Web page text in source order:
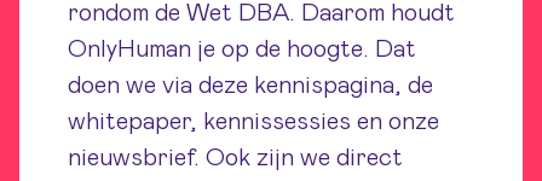
rondom de Wet DBA. Daarom houdt
OnlyHuman je op de hoogte. Dat
doen we via deze kennispagina, de
whitepaper, kennissessies en onze
nieuwsbrief. Ook zijn we direct